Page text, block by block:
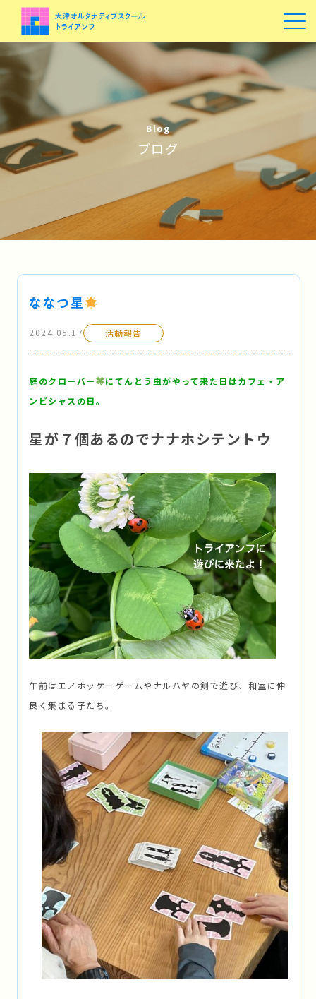
Blog
ブログ
ななつ星
2024.05.17 活動報告
庭のクローバー
にてんとう虫がやって来た日はカフェ・ア
ンビシャスの日。
星が７個あるのでナナホシテントウ
午前はエアホッケーゲームやナルハヤの剣で遊び、和室に仲
良く集まる子たち。